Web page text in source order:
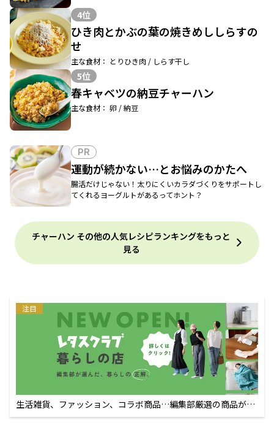
4位
ひき肉とかぶの葉の焼きめししらすの
せ
主な食材： とりひき肉 / しらす干し
5位
春キャベツの納豆チャーハン
主な食材： 卵 / 納豆
PR
運動が続かない…とお悩みのかたへ
腸活だけじゃない！太りにくいカラダづくりをサポートし
てくれるヨーグルトがあるってホント？
チャーハン その他の人気レシピランキングをもっと
見る
注目
生活雑貨、ファッション、コラボ商品…編集部厳選の商品が買
えるECサイト